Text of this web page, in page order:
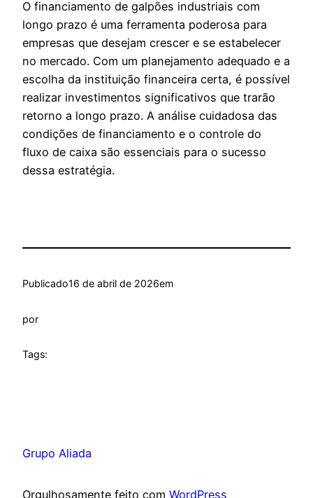
O financiamento de galpões industriais com
longo prazo é uma ferramenta poderosa para
empresas que desejam crescer e se estabelecer
no mercado. Com um planejamento adequado e a
escolha da instituição financeira certa, é possível
realizar investimentos significativos que trarão
retorno a longo prazo. A análise cuidadosa das
condições de financiamento e o controle do
fluxo de caixa são essenciais para o sucesso
dessa estratégia.
Publicado16 de abril de 2026em
por
Tags:
Grupo Aliada
Orgulhosamente feito com WordPress